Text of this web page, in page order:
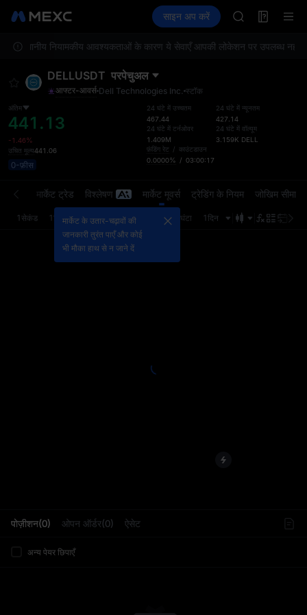
TradFi Information
साइन अप करें
CASHCAT
UNITREE
CASHCAT
UNITREE
स्थानीय नियामकीय आवश्यकताओं के कारण ये सेवाएँ आपकी लोकेशन पर उपलब्ध नहीं
DELLUSDT परपेचुअल
आफ्टर-आवर्स Dell Technologies Inc. स्टॉक
अंतिम
441.13
-1.46%
उचित मूल्य441.06
0-फ़ीस
24 घंटे में उच्चतम
467.44
24 घंटे में टर्नओवर
1.409M
24 घंटे में न्यूनतम
427.14
24 घंटे में वॉल्यूम
3.159K DELL
फ़ंडिंग रेट / काउंटडाउन
0.0000% / 03:00:17
पोज़ीशन(0) ओपन ऑर्डर(0) ऐसेट
अन्य पेयर छिपाएँ
मार्केट ट्रेड विश्लेषण मार्केट मूवर्स ट्रेडिंग के नियम जोखिम सीमा
1सेकंड 1मिनट 5मिनट 15मिनट 4घंटा 1दिन
मार्केट के उतार-चढ़ावों की
जानकारी तुरंत पाएँ और कोई
भी मौका हाथ से न जाने दें